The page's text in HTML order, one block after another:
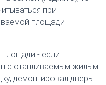
при
площади
- если
с отапливаемым жилым
демонтировал дверь